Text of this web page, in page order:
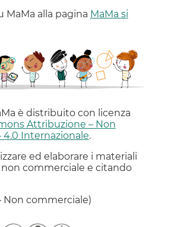
MaMa alla pagina MaMa si
è distribuito con licenza
Attribuzione – Non
4.0 Internazionale.
ed elaborare i materiali
non commerciale e citando
Non commerciale)